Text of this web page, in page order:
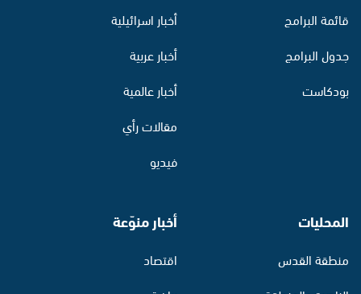
قائمة البرامج
جدول البرامج
بودكاست
أخبار اسرائيلية
أخبار عربية
أخبار عالمية
مقالات رأي
فيديو
المحليات
منطقة القدس
أخبار منوّعة
اقتصاد